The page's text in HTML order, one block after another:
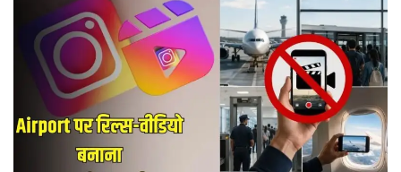
d
n
e
m
a
i
l